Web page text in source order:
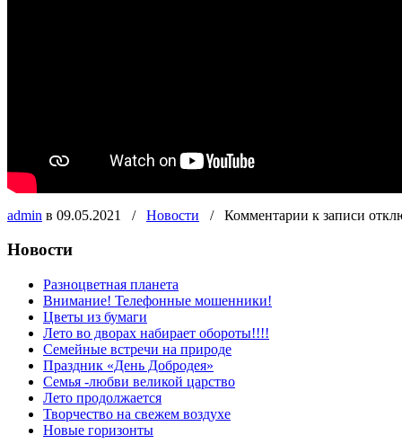
admin в 09.05.2021 / Новости / Комментарии к записи
Новости
Разноцветная планета
Внимание! Телефонные мошенники!
Цветы из бумаги
Лето во дворах набирает обороты!!!!
Семейные встречи на природе
Праздник «День Добродея»
Семья -любви великой царство
Лето продолжается
Творчество на свежем воздухе
Новые горизонты